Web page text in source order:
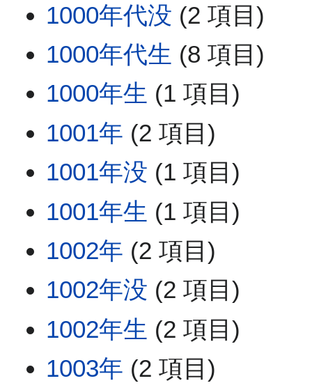
1000年代没 (2 項目)
1000年代生 (8 項目)
1000年生 (1 項目)
1001年 (2 項目)
1001年没 (1 項目)
1001年生 (1 項目)
1002年 (2 項目)
1002年没 (2 項目)
1002年生 (2 項目)
1003年 (2 項目)